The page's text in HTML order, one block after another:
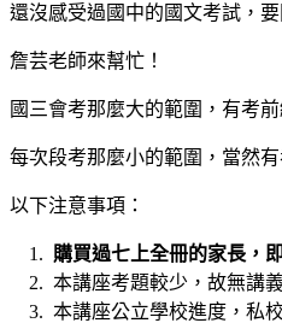
還沒感受過國中的國文考試，
詹芸老師來幫忙！
國三會考那麼大的範圍，有考
每次段考那麼小的範圍，當然
以下注意事項：
購買過七上全冊的家長，
本講座考題較少，故無講
本講座公立學校進度，私